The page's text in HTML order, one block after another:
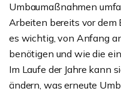
Umbaumaßnahmen
Arbeiten bereits vor dem
es wichtig, von Anfang
benötigen und wie die
Im Laufe der Jahre kann
ändern, was erneute